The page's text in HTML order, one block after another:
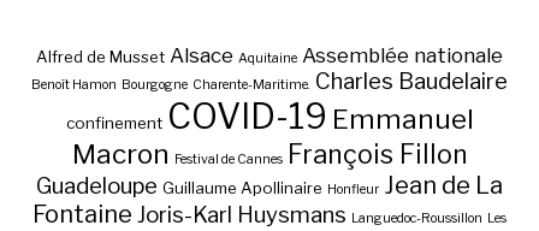
Alfred de Musset Alsace Aquitaine Assemblée nationale
Benoît Hamon Bourgogne Charente-Maritime. Charles Baudelaire
confinement COVID-19 Emmanuel
Macron
Festival de Cannes François Fillon
Guadeloupe Guillaume Apollinaire Honfleur Jean de La
Fontaine Joris-Karl Huysmans Languedoc-Roussillon Les